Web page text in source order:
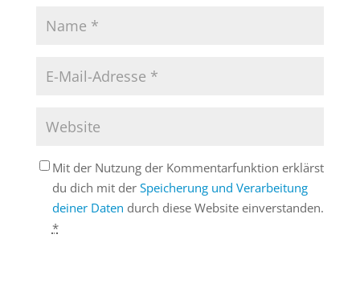
Mit der Nutzung der Kommentarfunktion erklärst
du dich mit der Speicherung und Verarbeitung
deiner Daten durch diese Website einverstanden.
*